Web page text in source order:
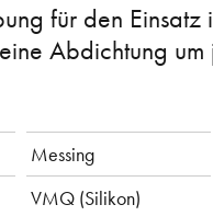
für den
Abdichtung
Messing
VMQ (Silikon)